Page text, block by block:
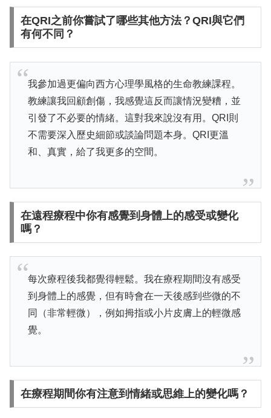
在QRI之前你嘗試了哪些其他方法？QRI與它們
有何不同？
我參加過更偏向西方心理學風格的生命教練課程。
教練讓我回顧創傷，我感覺這反而讓情況變糟，並
引發了不必要的情緒。這對我來說沒有用。QRI則
不需要深入歷史細節或談論問題本身。QRI更溫
和、真實，給了我更多的空間。
在遠程療程中你有感覺到身體上的感受或變化
嗎？
每次療程後我都覺得輕鬆。我在療程期間沒有感受
到身體上的感覺，但有時會在一天後感到些微的不
同（非常輕微），例如拇指或小片皮膚上的輕微感
覺。
在療程期間你有注意到情緒或思維上的變化嗎？